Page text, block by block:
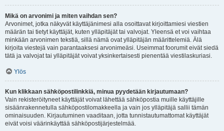
Mikä on arvonimi ja miten vaihdan sen?
Arvonimet, jotka näkyvät käyttäjänimesi alla osoittavat kirjoittamiesi viestien
määrän tai tietyt käyttäjät, kuten ylläpitäjät tai valvojat. Yleensä et voi vaihtaa
minkään arvonimen tekstiä, sillä nämä ovat ylläpitäjän määrittelemiä. Älä
kirjoita viestejä vain parantaaksesi arvonimeäsi. Useimmat foorumit eivät siedä
tätä ja valvojat tai ylläpitäjät voivat yksinkertaisesti pienentää viestilaskuriasi.
Ylös
Kun klikkaan sähköpostilinkkiä, minua pyydetään kirjautumaan?
Vain rekisteröityneet käyttäjät voivat lähettää sähköpostia muille käyttäjille
sisäänrakennetulla sähköpostilomakkeella ja vain jos ylläpitäjä sallii tämän
ominaisuuden. Kirjautuminen vaaditaan, jotta tunnistautumattomat käyttäjät
eivät voisi väärinkäyttää sähköpostijärjestelmää.